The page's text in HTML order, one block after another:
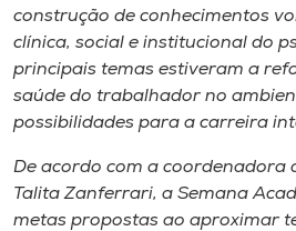
construção de conhecimentos
clínica, social e institucional do
principais temas estiveram a
saúde do trabalhador no
possibilidades para a carreira
De acordo com a coordenadora
Talita Zanferrari, a Semana
metas propostas ao aproximar